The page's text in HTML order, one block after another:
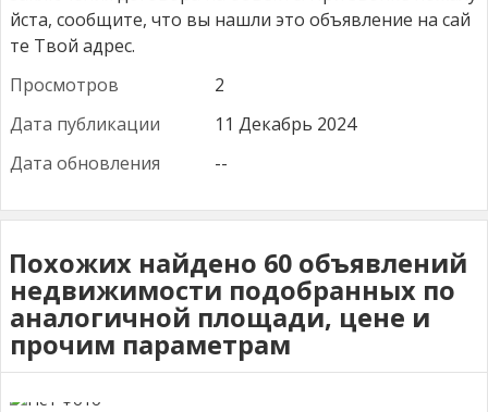
Прос­мотров
2
Да­та пуб­ли­кации
11 Декабрь 2024
Да­та об­новле­ния
--
Похожих найдено 60 объявлений
недвижимости подобранных по
аналогичной площади, цене и
прочим параметрам